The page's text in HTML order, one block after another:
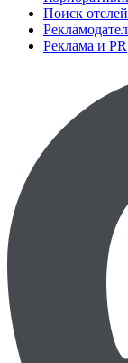
Поиск
Реклама и PR